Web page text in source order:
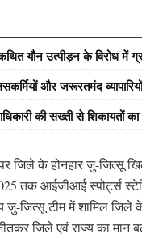
यौन उत्पीड़न के विरोध में
और जरूरतमंद
की सख्ती से शिकायतों का
जिले के होनहार जु-जित्सू
तक आईजीआई स्पोर्ट्स
जु-जित्सू टीम में शामिल जिले
जिले एवं राज्य का मान